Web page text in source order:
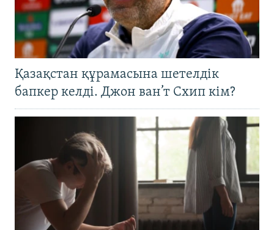
Қазақстан құрамасына шетелдік
бапкер келді. Джон ван’т Схип кім?